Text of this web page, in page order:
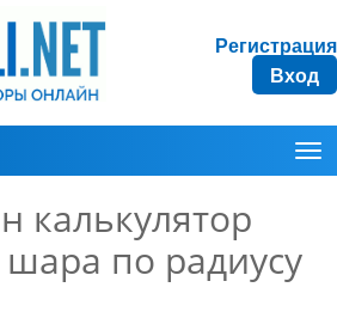
Регистрация
Вход
калькулятор
по радиусу